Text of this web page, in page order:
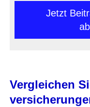
Jetzt
Vergleichen